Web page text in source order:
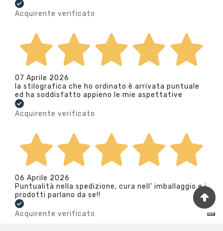
Acquirente verificato
07 Aprile 2026
la stilografica che ho ordinato è arrivata puntuale
ed ha soddisfatto appieno le mie aspettative
Acquirente verificato
06 Aprile 2026
Puntualità nella spedizione, cura nell’ imballaggio e i
prodotti parlano da se!!
Acquirente verificato